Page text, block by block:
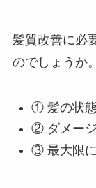
髪質改善に必
のでしょうか。
① 髪の状
② ダメー
③ 最大限